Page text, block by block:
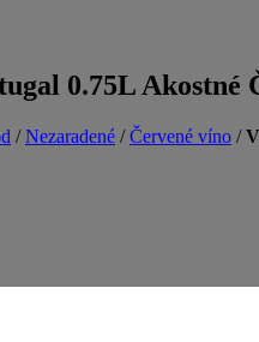
0.75L Akostné
/Nezaradené /Červené víno /